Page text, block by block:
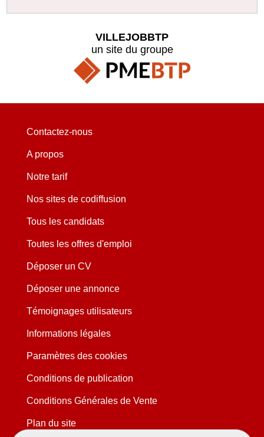
VILLEJOBBTP
un site du groupe
Contactez-nous
A propos
Notre tarif
Nos sites de codiffusion
Tous les candidats
Toutes les offres d'emploi
Déposer un CV
Déposer une annonce
Témoignages utilisateurs
Informations légales
Paramètres des cookies
Conditions de publication
Conditions Générales de Vente
Plan du site